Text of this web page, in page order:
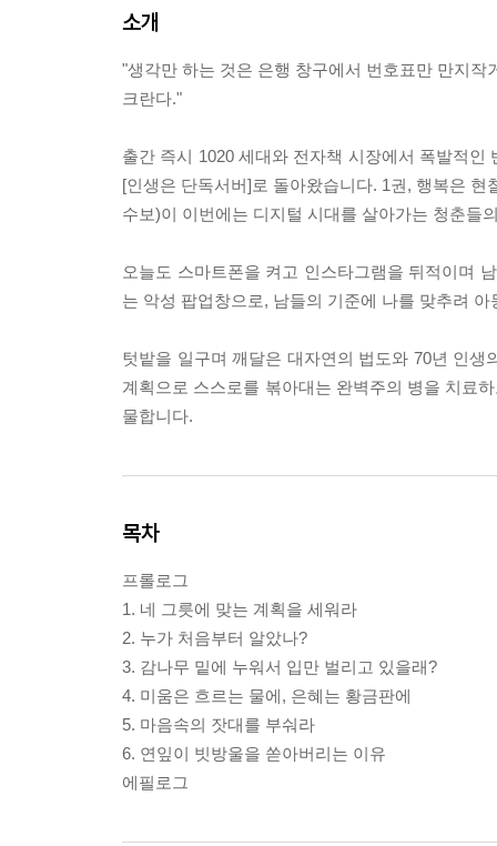
소개
"생각만 하는 것은 은행 창구에서 번호표만 만지
크란다."
출간 즉시 1020 세대와 전자책 시장에서 폭발적
[인생은 단독서버]로 돌아왔습니다. 1권, 행복은
수보)이 이번에는 디지털 시대를 살아가는 청춘들
오늘도 스마트폰을 켜고 인스타그램을 뒤적이며
는 악성 팝업창으로, 남들의 기준에 나를 맞추려
텃밭을 일구며 깨달은 대자연의 법도와 70년 인
계획으로 스스로를 볶아대는 완벽주의 병을 치료
물합니다.
목차
프롤로그
1. 네 그릇에 맞는 계획을 세워라
2. 누가 처음부터 알았나?
3. 감나무 밑에 누워서 입만 벌리고 있을래?
4. 미움은 흐르는 물에, 은혜는 황금판에
5. 마음속의 잣대를 부숴라
6. 연잎이 빗방울을 쏟아버리는 이유
에필로그